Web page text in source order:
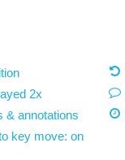
2x
& annotations
key move: on